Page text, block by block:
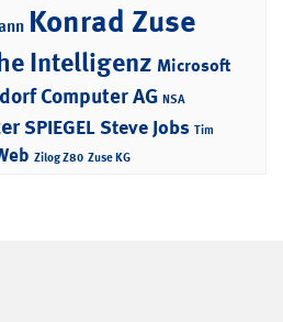
Konrad Zuse
Intelligenz Microsoft
Computer AG NSA
SPIEGELSteve Jobs Tim
Zilog Z80 Zuse KG